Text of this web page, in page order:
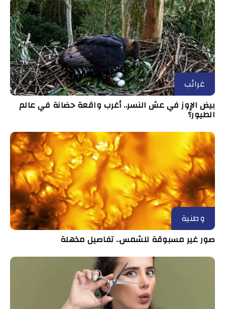
غرائب
بيض الإوز في عش النسر.. أغرب واقعة حضانة في عالم
الطيور؟
وطنية
صور غير مسبوقة للشمس.. تفاصيل مذهلة